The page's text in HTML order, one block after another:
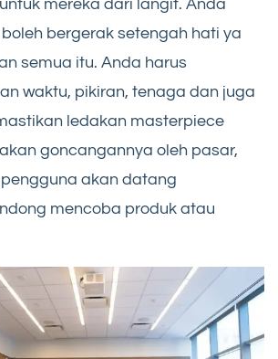
mereka dari langit. Anda
bergerak setengah hati ya
semua itu. Anda harus
waktu, pikiran, tenaga dan juga
ledakan masterpiece
goncangannya oleh pasar,
akan datang
mencoba produk atau